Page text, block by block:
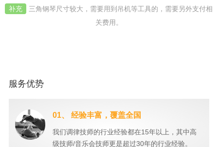
补充
三角钢琴尺寸较大，需要用到吊机等工具的，需要另外支付相
关费用。
服务优势
01、 经验丰富，覆盖全国
我们调律技师的行业经验都在15年以上，其中高
级技师/音乐会技师更是超过30年的行业经验。